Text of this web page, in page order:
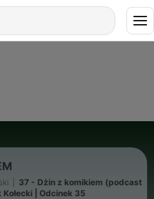
37 - Dżin z komikiem (podcast
| Odcinek 35